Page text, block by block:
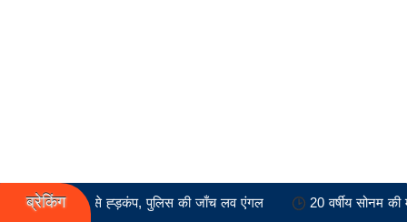
ब्रेकिंग
से ह्ड़कंप, पुलिस की जाँच लव एंगल 20 वर्षीय सोनम की मौत से ह्ड़कंप